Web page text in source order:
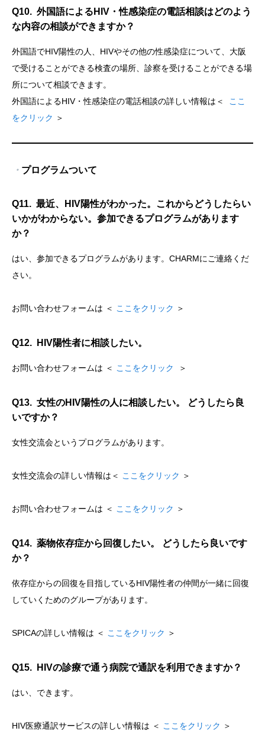
Q10. 外国語によるHIV・性感染症の電話相談はどのよう
な内容の相談ができますか？
外国語でHIV陽性の人、HIVやその他の性感染症について、大阪
で受けることができる検査の場所、診察を受けることができる場
所について相談できます。
外国語によるHIV・性感染症の電話相談の詳しい情報は＜
ここ
をクリック ＞
・ プログラムついて
Q11. 最近、HIV陽性がわかった。これからどうしたらい
いかがわからない。参加できるプログラムがあります
か？
はい、参加できるプログラムがあります。CHARMにご連絡くだ
さい。
お問い合わせフォームは ＜ ここをクリック ＞
Q12. HIV陽性者に相談したい。
お問い合わせフォームは ＜ ここをクリック ＞
Q13. 女性のHIV陽性の人に相談したい。 どうしたら良
いですか？
女性交流会というプログラムがあります。
女性交流会の詳しい情報は＜ ここをクリック ＞
お問い合わせフォームは ＜ ここをクリック ＞
Q14. 薬物依存症から回復したい。 どうしたら良いです
か？
依存症からの回復を目指しているHIV陽性者の仲間が一緒に回復
していくためのグループがあります。
SPICAの詳しい情報は ＜ ここをクリック ＞
Q15. HIVの診療で通う病院で通訳を利用できますか？
はい、できます。
HIV医療通訳サービスの詳しい情報は ＜ ここをクリック ＞